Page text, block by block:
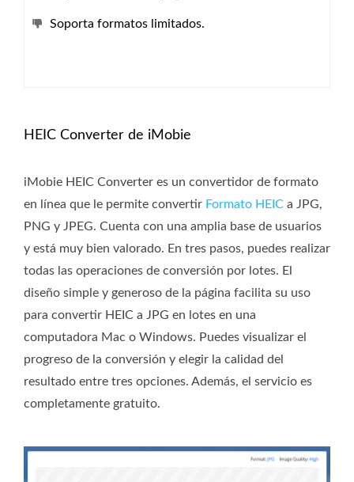
Soporta formatos limitados.
HEIC Converter de iMobie
iMobie HEIC Converter es un convertidor de formato
en línea que le permite convertir Formato HEIC a JPG,
PNG y JPEG. Cuenta con una amplia base de usuarios
y está muy bien valorado. En tres pasos, puedes realizar
todas las operaciones de conversión por lotes. El
diseño simple y generoso de la página facilita su uso
para convertir HEIC a JPG en lotes en una
computadora Mac o Windows. Puedes visualizar el
progreso de la conversión y elegir la calidad del
resultado entre tres opciones. Además, el servicio es
completamente gratuito.